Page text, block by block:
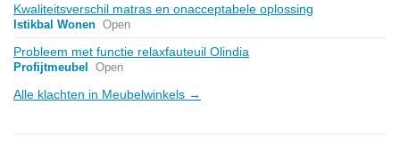
Kwaliteitsverschil matras en onacceptabele oplossing
Istikbal Wonen Open
Probleem met functie relaxfauteuil Olindia
Profijtmeubel Open
Alle klachten in Meubelwinkels →